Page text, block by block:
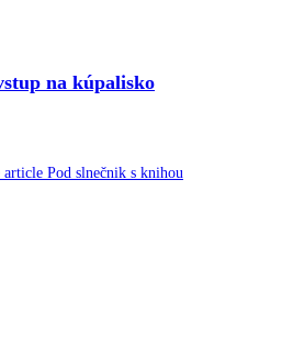
na kúpalisko